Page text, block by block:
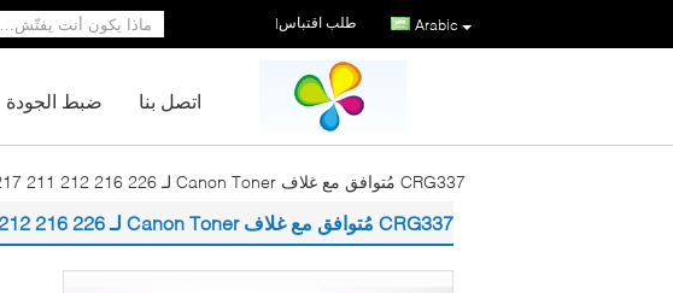
Arabic طلب اقتباس|
ضبط الجودة اتصل بنا
CRG337 مُتوافق مع غلاف Canon Toner لـ MF217 211 212 216 226
CRG337 مُتوافق مع غلاف Canon Toner لـ MF217 211 212 216 226